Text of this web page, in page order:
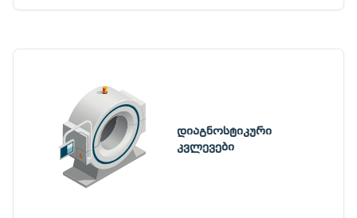
დიაგნოსტიკური
კვლევები